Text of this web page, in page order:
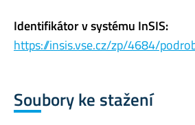
Identifikátor v systému InSIS:
https://insis.vse.cz/zp/4684/
Soubory ke stažení